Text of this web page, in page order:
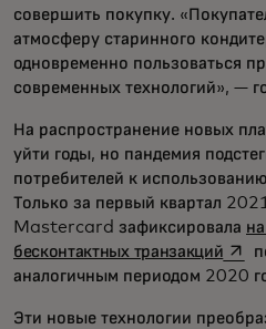
совершить покупку.
атмосферу старинного
одновременно пользоваться
современных технологий», —
На распространение новых
уйти годы, но пандемия
потребителей к
Только за первый квартал
Mastercard зафиксировала
бесконтактных транзакций
аналогичным периодом 2020
Эти новые технологии